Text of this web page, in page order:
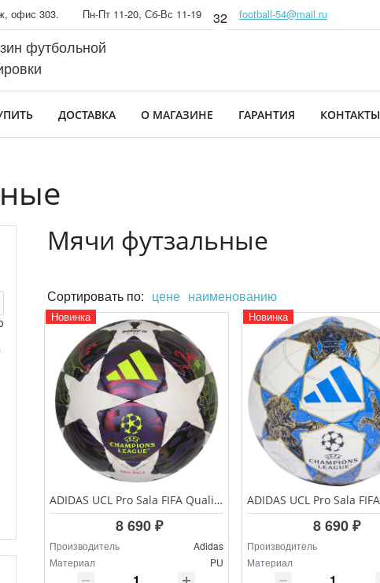
офис 303. Пн-Пт 11-20, Сб-Вс 11-19 32 football-54@mail.ru
футбольной
ДОСТАВКА О МАГАЗИНЕ ГАРАНТИЯ КОНТАКТЫ
Мячи футзальные
Сортировать по: цене наименованию
Новинка
ADIDAS UCL Pro Sala FIFA Quality Pro сезон мяч футзальный
8 690 ₽
Производитель
Adidas
Материал
PU
Новинка
8 690 ₽
Производитель
Материал